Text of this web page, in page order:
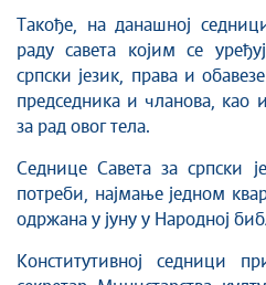
Такође, на данашној
раду савета којим се
српски језик, права и
председника и чланова, као
за рад овог тела.
Седнице Савета за српски
потреби, најмање једном
одржана у јуну у Народној
Конститутивној седници